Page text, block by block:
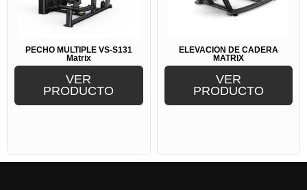
LINEA PREMIUM
CARDIO MATRIX
MAQUINA MATRIX
PESO INTEGRADO
PESO LIBRE
SELECTION PLUS
PECHO MÚLTIPLE VS-S131
Matrix
VER
PRODUCTO
ELEVACIÓN DE CADERA
MATRIX
VER
PRODUCTO